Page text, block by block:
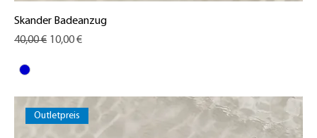
Skander Badeanzug
Standardpreis
40,00 € Sale-Preis
10,00 €
Outletpreis